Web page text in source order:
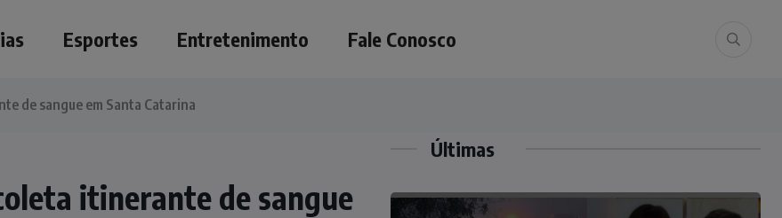
Esportes Entretenimento Fale Conosco
de sangue em Santa Catarina
itinerante de sangue
Últimas